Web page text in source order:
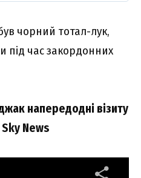
чорний тотал-лук,
під час закордонних
напередодні візиту
News